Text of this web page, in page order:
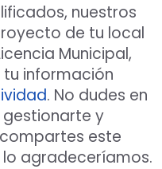
nuestros
de tu local
Municipal,
información
. No dudes en
y
este
lo agradeceríamos.